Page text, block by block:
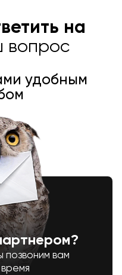
на
вопрос
удобным
позвоним вам